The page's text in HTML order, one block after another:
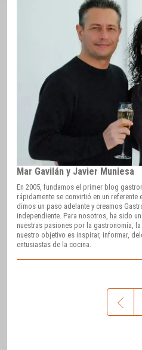
Mar Gavilán y Javier Muniesa
En 2005, fundamos el primer blog
rápidamente se convirtió en un referente
dimos un paso adelante y creamos
independiente. Para nosotros, ha sido
nuestras pasiones por la gastronomía,
nuestro objetivo es inspirar, informar,
entusiastas de la cocina.